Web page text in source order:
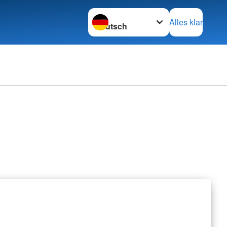
Sprache wechseln zu
Alles klar